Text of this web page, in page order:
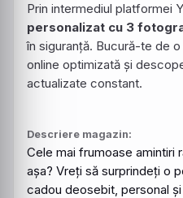
Prin intermediul platformei
personalizat cu 3
în siguranță. Bucură-te de
online optimizată și
actualizate constant.
Descriere magazin:
Cele mai frumoase amintiri
așa? Vreți să surprindeți o
cadou deosebit, personal